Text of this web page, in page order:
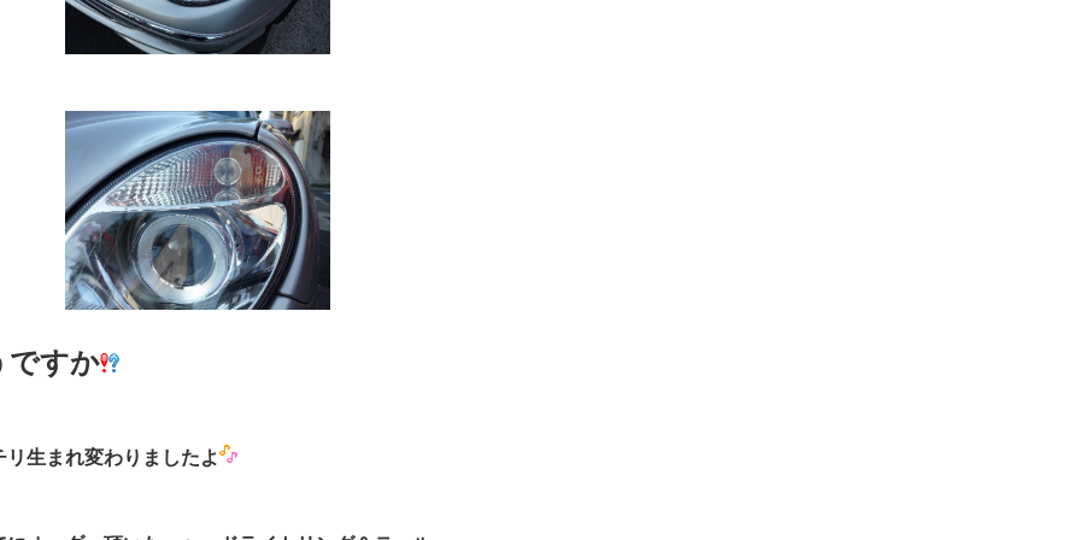
ですか
リ生まれ変わりましたよ